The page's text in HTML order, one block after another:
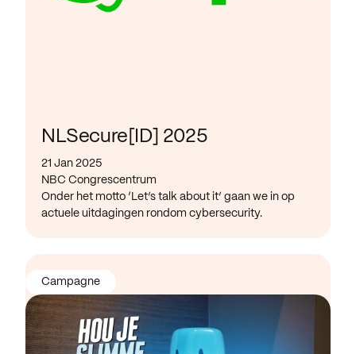
NLSecure[ID] 2025
21 Jan 2025
NBC Congrescentrum
Onder het motto ‘Let’s talk about it’ gaan we in op
actuele uitdagingen rondom cybersecurity.
Campagne